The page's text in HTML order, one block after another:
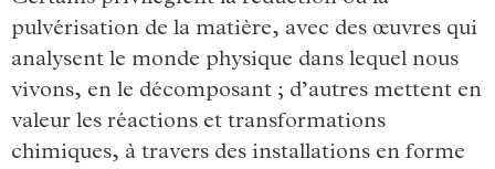
pulvérisation de la matière, avec des œuvres qui
analysent le monde physique dans lequel nous
vivons, en le décomposant ; d’autres mettent en
valeur les réactions et transformations
chimiques, à travers des installations en forme